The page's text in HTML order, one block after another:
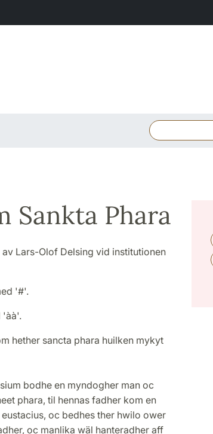
Sankta Phara
av Lars-Olof Delsing vid institutionen
'#'.
'àà'.
hether sancta phara huilken mykyt
bodhe en myndogher man oc
phara, til hennas fadher kom en
oc bedhes ther hwilo ower
oc manlika wäl hanteradher aff